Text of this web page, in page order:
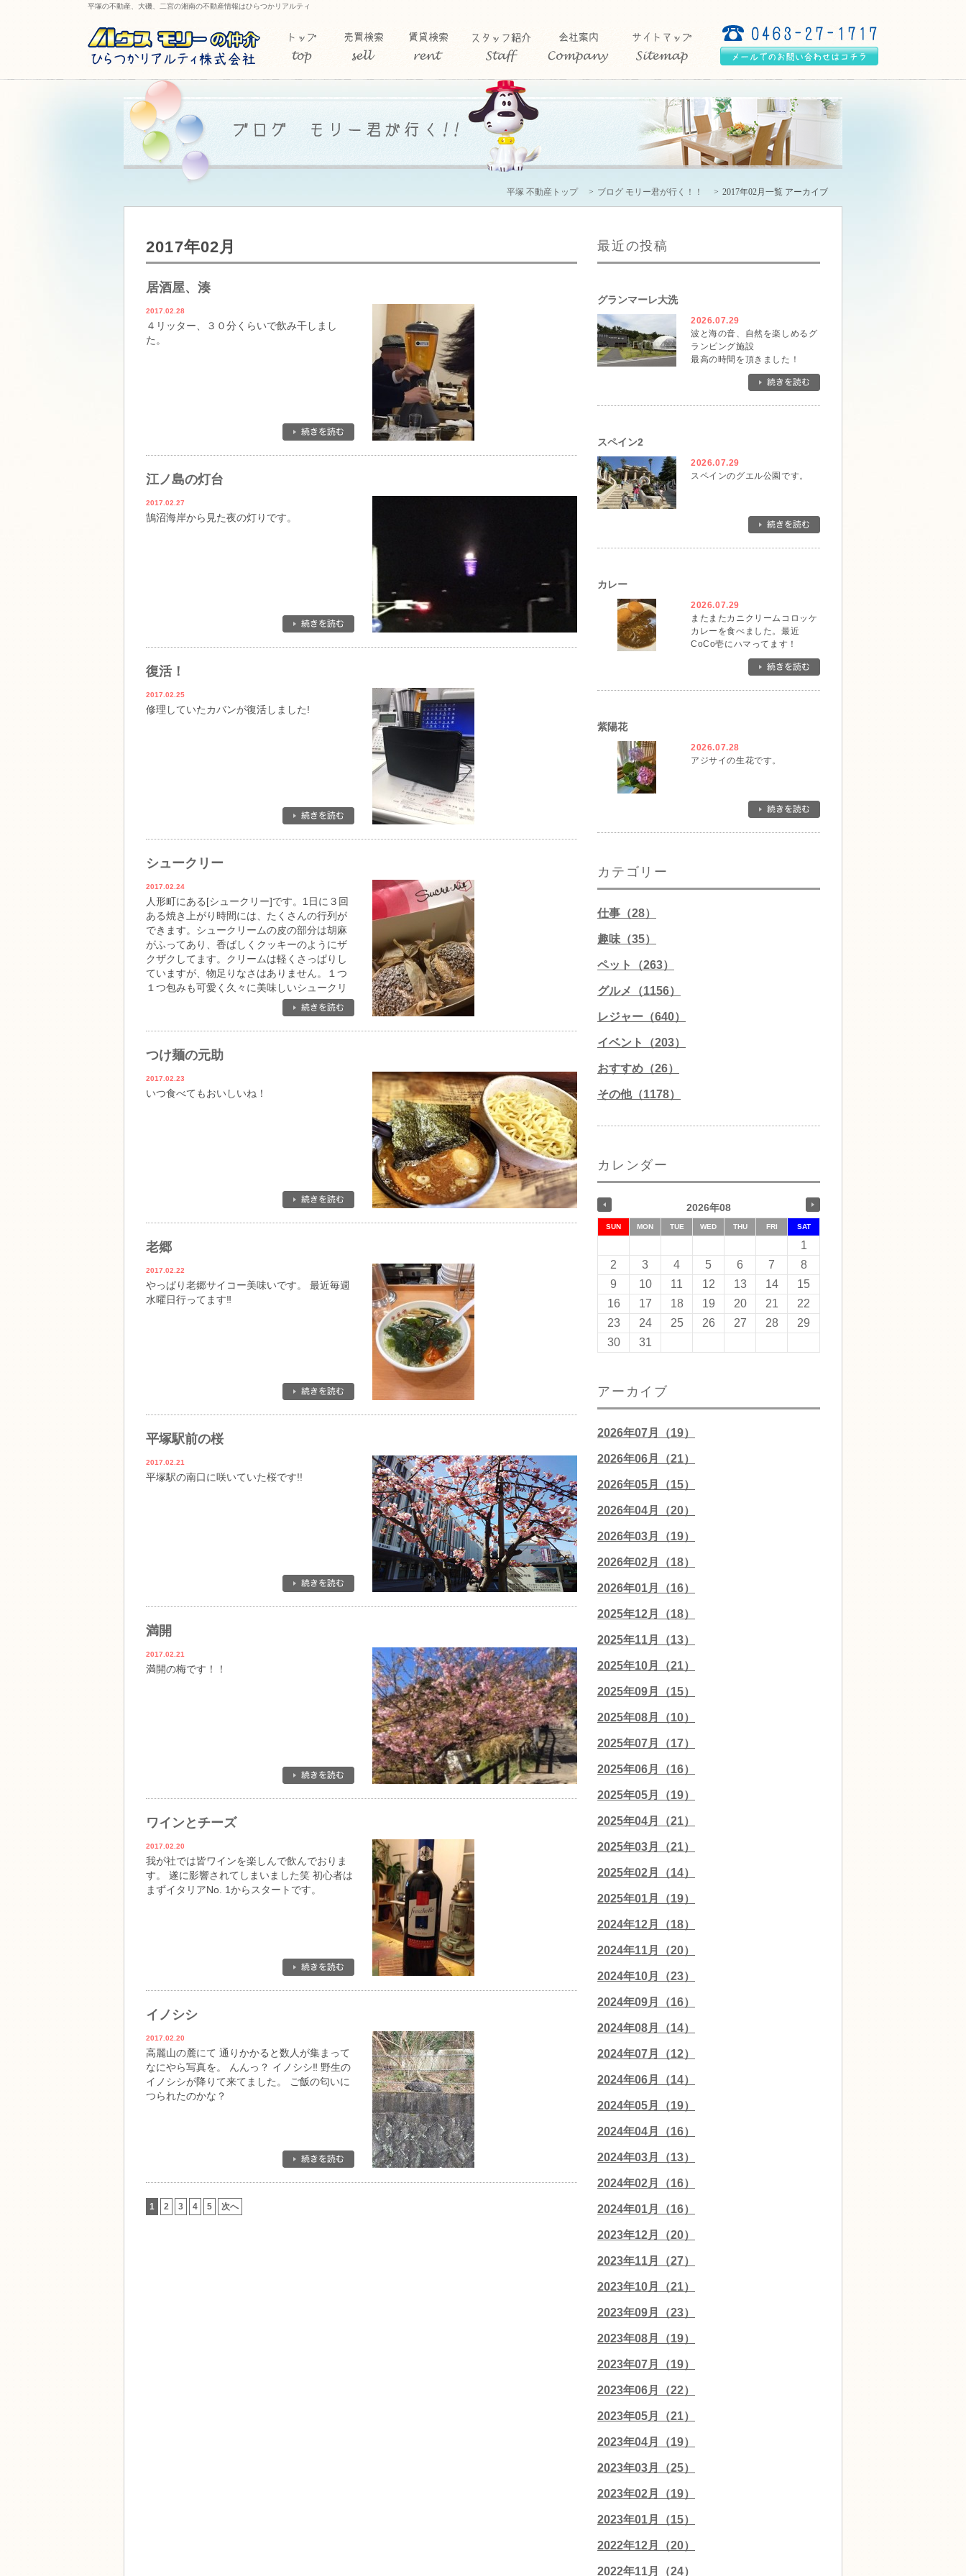
平塚の不動産、大磯、二宮の湘南の不動産情報はひらつかリアルティ
平塚 不動産トップ ブログ モリー君が行く！！ 2017年02月一覧 アーカイブ
2017年02月
居酒屋、湊
2017.02.28
４リッター、３０分くらいで飲み干しまし
た。
江ノ島の灯台
2017.02.27
鵠沼海岸から見た夜の灯りです。
復活！
2017.02.25
修理していたカバンが復活しました!
シュークリー
2017.02.24
人形町にある[シュークリー]です。1日に３回
ある焼き上がり時間には、たくさんの行列が
できます。シュークリームの皮の部分は胡麻
がふってあり、香ばしくクッキーのようにザ
クザクしてます。クリームは軽くさっぱりし
ていますが、物足りなさはありません。１つ
１つ包みも可愛く久々に美味しいシュークリ
ームを食べました。おすすめです！
つけ麺の元助
2017.02.23
いつ食べてもおいしいね！
老郷
2017.02.22
やっぱり老郷サイコー美味いです。 最近毎週
水曜日行ってます‼
平塚駅前の桜
2017.02.21
平塚駅の南口に咲いていた桜です!!
満開
2017.02.21
満開の梅です！！
ワインとチーズ
2017.02.20
我が社では皆ワインを楽しんで飲んでおりま
す。 遂に影響されてしまいました笑 初心者は
まずイタリアNo. 1からスタートです。
イノシシ
2017.02.20
高麗山の麓にて 通りかかると数人が集まって
なにやら写真を。 んんっ？ イノシシ‼️ 野生の
イノシシが降りて来てました。 ご飯の匂いに
つられたのかな？
1 2 3 4 5 次へ
最近の投稿
グランマーレ大洗
2026.07.29
波と海の音、自然を楽しめるグ
ランピング施設
最高の時間を頂きました！
スペイン2
2026.07.29
スペインのグエル公園です。
カレー
2026.07.29
またまたカニクリームコロッケ
カレーを食べました。最近
CoCo壱にハマってます！
紫陽花
2026.07.28
アジサイの生花です。
カテゴリー
仕事（28）
趣味（35）
ペット（263）
グルメ（1156）
レジャー（640）
イベント（203）
おすすめ（26）
その他（1178）
カレンダー
2026年08
SUN MON TUE WED THU FRI SAT
1
2
3 4 5 6 7
8
9
10 11 12 13 14
15
16
17 18 19 20 21
22
23
24 25 26 27 28
29
30
31
アーカイブ
2026年07月（19）
2026年06月（21）
2026年05月（15）
2026年04月（20）
2026年03月（19）
2026年02月（18）
2026年01月（16）
2025年12月（18）
2025年11月（13）
2025年10月（21）
2025年09月（15）
2025年08月（10）
2025年07月（17）
2025年06月（16）
2025年05月（19）
2025年04月（21）
2025年03月（21）
2025年02月（14）
2025年01月（19）
2024年12月（18）
2024年11月（20）
2024年10月（23）
2024年09月（16）
2024年08月（14）
2024年07月（12）
2024年06月（14）
2024年05月（19）
2024年04月（16）
2024年03月（13）
2024年02月（16）
2024年01月（16）
2023年12月（20）
2023年11月（27）
2023年10月（21）
2023年09月（23）
2023年08月（19）
2023年07月（19）
2023年06月（22）
2023年05月（21）
2023年04月（19）
2023年03月（25）
2023年02月（19）
2023年01月（15）
2022年12月（20）
2022年11月（24）